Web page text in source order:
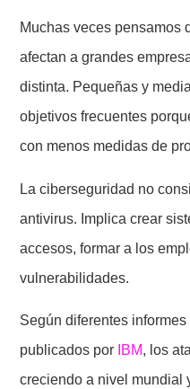
Muchas veces pensamos
afectan a grandes
distinta. Pequeñas y
objetivos frecuentes
con menos medidas de
La ciberseguridad no
antivirus. Implica crear
accesos, formar a los
vulnerabilidades.
Según diferentes
publicados por IBM, los
creciendo a nivel mundial